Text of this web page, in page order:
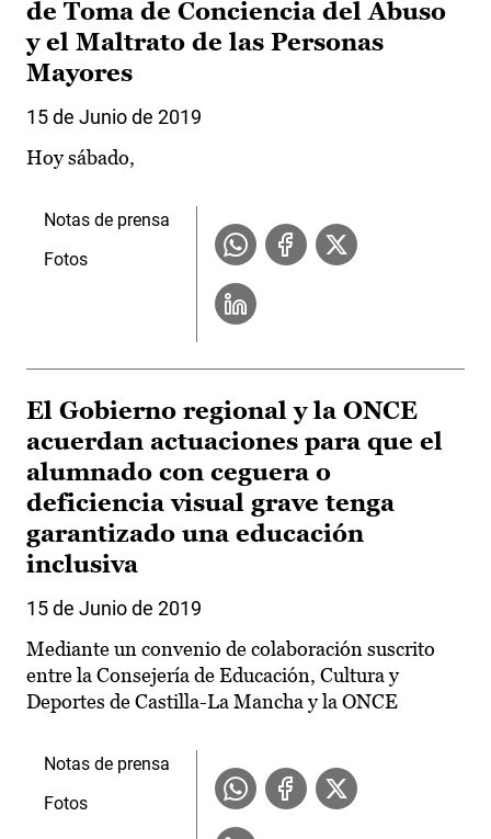
de Toma de Conciencia del Abuso
y el Maltrato de las Personas
Mayores
15 de Junio de 2019
Hoy sábado,
Notas de prensa
Fotos
El Gobierno regional y la ONCE
acuerdan actuaciones para que el
alumnado con ceguera o
deficiencia visual grave tenga
garantizado una educación
inclusiva
15 de Junio de 2019
Mediante un convenio de colaboración suscrito
entre la Consejería de Educación, Cultura y
Deportes de Castilla-La Mancha y la ONCE
Notas de prensa
Fotos